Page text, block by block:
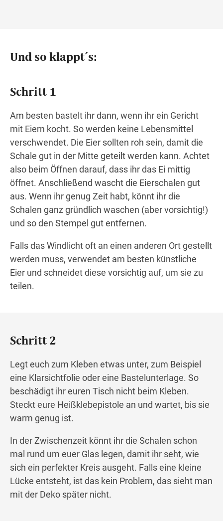
Und so klappt´s:
Schritt 1
Am besten bastelt ihr dann, wenn ihr ein Gericht
mit Eiern kocht. So werden keine Lebensmittel
verschwendet. Die Eier sollten roh sein, damit die
Schale gut in der Mitte geteilt werden kann. Achtet
also beim Öffnen darauf, dass ihr das Ei mittig
öffnet. Anschließend wascht die Eierschalen gut
aus. Wenn ihr genug Zeit habt, könnt ihr die
Schalen ganz gründlich waschen (aber vorsichtig!)
und so den Stempel gut entfernen.
Falls das Windlicht oft an einen anderen Ort gestellt
werden muss, verwendet am besten künstliche
Eier und schneidet diese vorsichtig auf, um sie zu
teilen.
Schritt 2
Legt euch zum Kleben etwas unter, zum Beispiel
eine Klarsichtfolie oder eine Bastelunterlage. So
beschädigt ihr euren Tisch nicht beim Kleben.
Steckt eure Heißklebepistole an und wartet, bis sie
warm genug ist.
In der Zwischenzeit könnt ihr die Schalen schon
mal rund um euer Glas legen, damit ihr seht, wie
sich ein perfekter Kreis ausgeht. Falls eine kleine
Lücke entsteht, ist das kein Problem, das sieht man
mit der Deko später nicht.